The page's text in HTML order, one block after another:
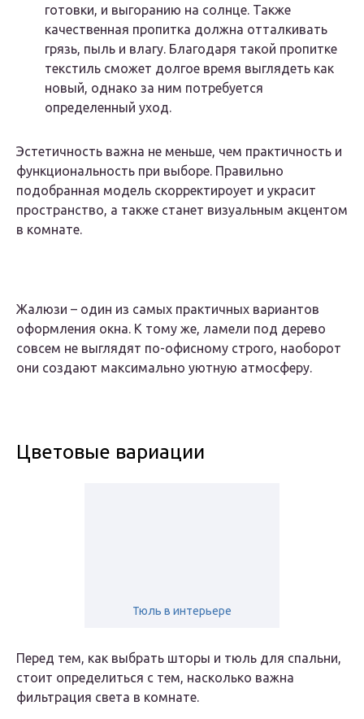
готовки, и выгоранию на солнце. Также
качественная пропитка должна отталкивать
грязь, пыль и влагу. Благодаря такой пропитке
текстиль сможет долгое время выглядеть как
новый, однако за ним потребуется
определенный уход.
Эстетичность важна не меньше, чем практичность и
функциональность при выборе. Правильно
подобранная модель скорректироует и украсит
пространство, а также станет визуальным акцентом
в комнате.
Жалюзи – один из самых практичных вариантов
оформления окна. К тому же, ламели под дерево
совсем не выглядят по-офисному строго, наоборот
они создают максимально уютную атмосферу.
Цветовые вариации
Тюль в интерьере
Перед тем, как выбрать шторы и тюль для спальни,
стоит определиться с тем, насколько важна
фильтрация света в комнате.